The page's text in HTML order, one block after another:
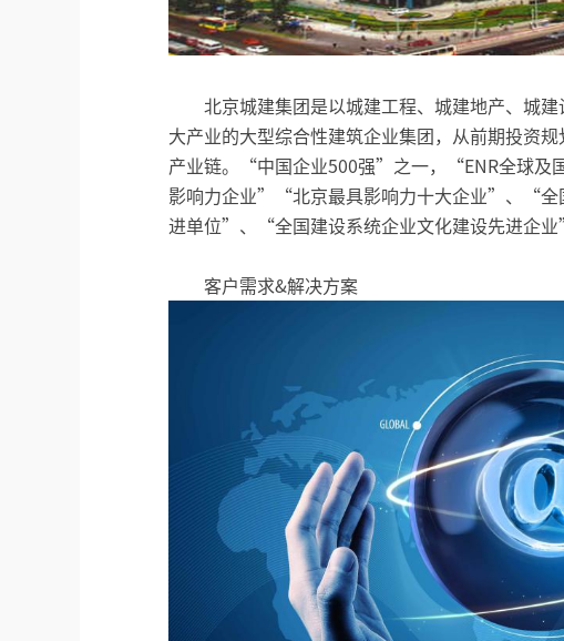
北京城建集团是以城建工程、城建地产、城
大产业的大型综合性建筑企业集团，从前期投资
产业链。“中国企业500强”之一，“ENR全球及
影响力企业”“北京最具影响力十大企业”、“
进单位”、“全国建设系统企业文化建设先进企业
客户需求&解决方案